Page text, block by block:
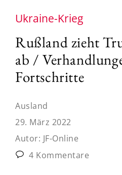
Ukraine-Krieg
Rußland zieht
ab /
Fortschritte
Ausland
29. März 2022
Autor: JF-Online
4 Kommentare